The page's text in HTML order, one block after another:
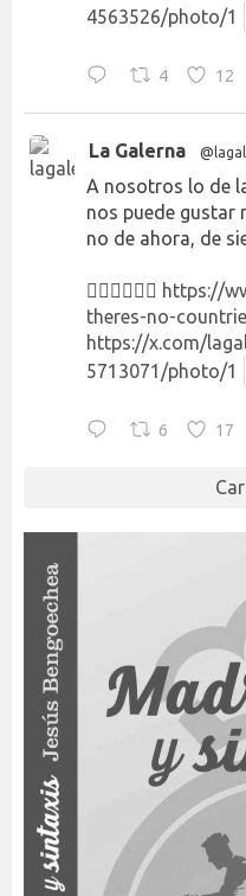
4563526/photo/1
4 12
La Galerna
A nosotros lo de
nos puede gustar
no de ahora, de
👉🏻👉🏻👉🏻 https://
theres-no-
https://x.com/
5713071/photo/1
6 17